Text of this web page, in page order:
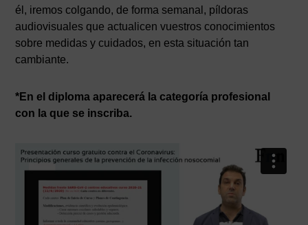
él, iremos colgando, de forma semanal, píldoras
audiovisuales que actualicen vuestros conocimientos
sobre medidas y cuidados, en esta situación tan
cambiante.
*En el diploma aparecerá la categoría profesional
con la que se inscriba.